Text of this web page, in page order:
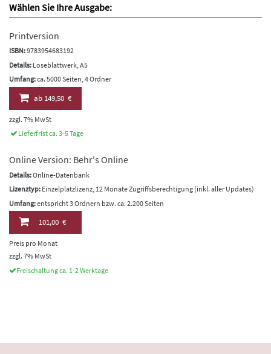
Wählen Sie Ihre Ausgabe:
Printversion
ISBN:9783954683192
Details: Loseblattwerk, A5
Umfang:ca. 5000 Seiten, 4 Ordner
ab149,50 €
zzgl. 7% MwSt
Lieferfrist ca. 3-5 Tage
Online Version: Behr's Online
Details:Online-Datenbank
Lizenztyp: Einzelplatzlizenz, 12 Monate Zugriffsberechtigung (inkl. aller Updates)
Umfang:entspricht 3 Ordnern bzw. ca. 2.200 Seiten
101,00 €
Preis pro Monat
zzgl. 7% MwSt
Freischaltung ca. 1-2 Werktage